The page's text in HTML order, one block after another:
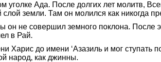
уголке Ада. После долгих лет молитв,
земли. Там он молился как никогда
он не совершил земного поклона.
в Рай.
Харис до имени ‘Азазиль и мог ступать
народ, как джинны.